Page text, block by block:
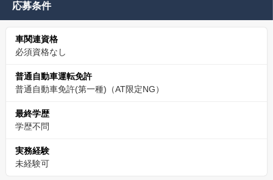
応募条件
車関連資格
必須資格なし
普通自動車運転免許
普通自動車免許(第一種)（AT限定NG）
最終学歴
学歴不問
実務経験
未経験可